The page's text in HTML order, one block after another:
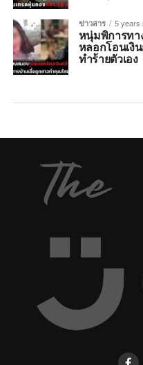
ข่าวสาร 5 years
หนุ่มพิการทา
หลอกโอนเงิ
ทำร้ายตัวเอง